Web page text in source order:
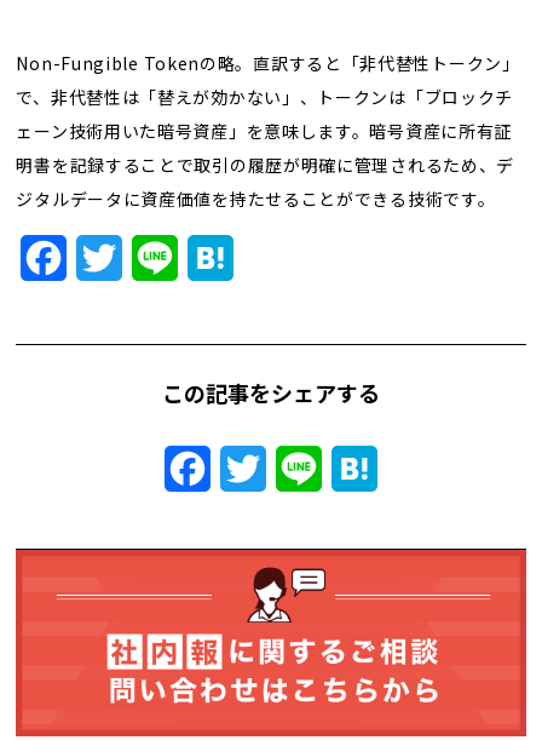
動画コーナー
支援実績
トレンド用語集
社長ブログ
Non-Fungible Tokenの略。直訳すると「非代替性トークン」
で、非代替性は「替えが効かない」、トークンは「ブロックチ
ェーン技術用いた暗号資産」を意味します。暗号資産に所有証
明書を記録することで取引の履歴が明確に管理されるため、デ
ジタルデータに資産価値を持たせることができる技術です。
FacebookTwitter Line
この記事をシェアする
FacebookTwitter Line